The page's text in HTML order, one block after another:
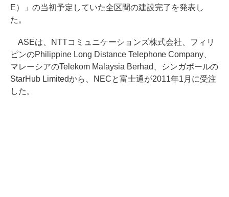
E）」の当初予定していた全区間の建設完了を発表し
た。
ASEは、NTTコミュニケーションズ株式会社、フィリ
ピンのPhilippine Long Distance Telephone Company、
マレーシアのTelekom Malaysia Berhad、シンガポールの
StarHub Limitedから、NECと富士通が2011年1月に受注
した。